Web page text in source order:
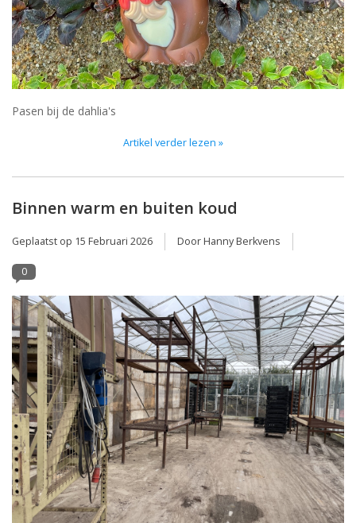
Pasen bij de dahlia's
Artikel verder lezen »
Binnen warm en buiten koud
Geplaatst op 15 Februari 2026 Door Hanny Berkvens
0